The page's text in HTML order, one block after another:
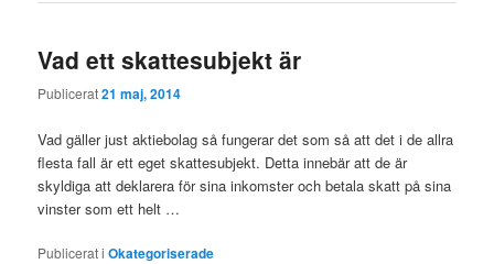
Vad ett skattesubjekt är
Publicerat21 maj, 2014
Vad gäller just aktiebolag så fungerar det som så att det i de allra
flesta fall är ett eget skattesubjekt. Detta innebär att de är
skyldiga att deklarera för sina inkomster och betala skatt på sina
vinster som ett helt …
Publicerat i Okategoriserade